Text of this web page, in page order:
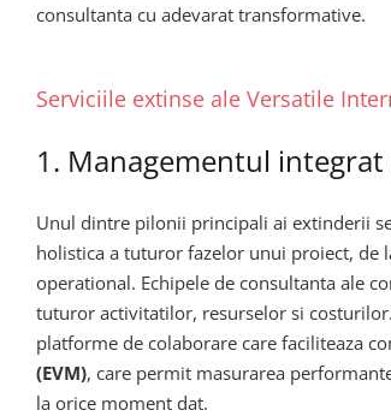
consultanta cu adevarat transformative.
Serviciile extinse ale Versatile
1. Managementul
Unul dintre pilonii principali ai extinderii
holistica a tuturor fazelor unui proiect, de
operational. Echipele de consultanta ale
tuturor activitatilor, resurselor si
platforme de colaborare care faciliteaza
(EVM), care permit masurarea
la orice moment dat.